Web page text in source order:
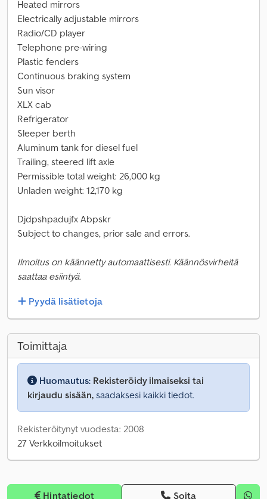
Heated mirrors
Electrically adjustable mirrors
Radio/CD player
Telephone pre-wiring
Plastic fenders
Continuous braking system
Sun visor
XLX cab
Refrigerator
Sleeper berth
Aluminum tank for diesel fuel
Trailing, steered lift axle
Permissible total weight: 26,000 kg
Unladen weight: 12,170 kg
Djdpshpadujfx Abpskr
Subject to changes, prior sale and errors.
Ilmoitus on käännetty automaattisesti. Käännösvirheitä
saattaa esiintyä.
Pyydä lisätietoja
Toimittaja
Huomautus: Rekisteröidy ilmaiseksi tai
kirjaudu sisään, saadaksesi kaikki tiedot.
Rekisteröitynyt vuodesta: 2008
27 Verkkoilmoitukset
Hintatiedot Soita